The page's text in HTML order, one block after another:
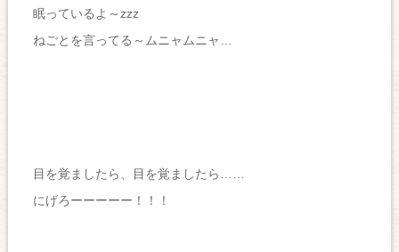
眠っているよ～zzz
ねごとを言ってる～ムニャムニャ…
目を覚ましたら、目を覚ましたら……
にげろーーーーー！！！